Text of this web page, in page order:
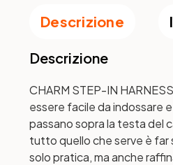
Descrizione
Descrizione
CHARM STEP-IN
essere facile da indossare
passano sopra la testa del
tutto quello che serve è far
solo pratica, ma anche